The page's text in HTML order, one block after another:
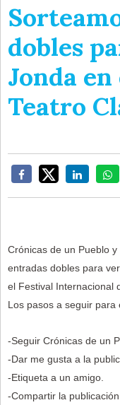
dobles
Jonda
Teatro
Crónicas de un Pueblo
entradas dobles para
el Festival Internacional
Los pasos a seguir
-Seguir Crónicas de un
-Dar me gusta a la
-Etiqueta a un amigo.
-Compartir la